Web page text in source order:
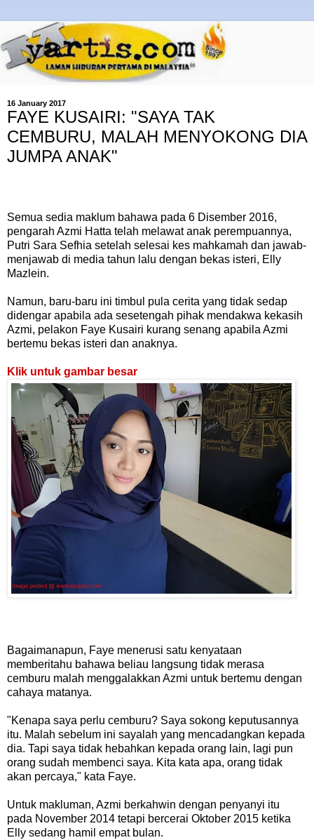
16 January 2017
FAYE KUSAIRI: "SAYA TAK
CEMBURU, MALAH MENYOKONG DIA
JUMPA ANAK"
Semua sedia maklum bahawa pada 6 Disember 2016,
pengarah Azmi Hatta telah melawat anak perempuannya,
Putri Sara Sefhia setelah selesai kes mahkamah dan jawab-
menjawab di media tahun lalu dengan bekas isteri, Elly
Mazlein.
Namun, baru-baru ini timbul pula cerita yang tidak sedap
didengar apabila ada sesetengah pihak mendakwa kekasih
Azmi, pelakon Faye Kusairi kurang senang apabila Azmi
bertemu bekas isteri dan anaknya.
Klik untuk gambar besar
Bagaimanapun, Faye menerusi satu kenyataan
memberitahu bahawa beliau langsung tidak merasa
cemburu malah menggalakkan Azmi untuk bertemu dengan
cahaya matanya.
"Kenapa saya perlu cemburu? Saya sokong keputusannya
itu. Malah sebelum ini sayalah yang mencadangkan kepada
dia. Tapi saya tidak hebahkan kepada orang lain, lagi pun
orang sudah membenci saya. Kita kata apa, orang tidak
akan percaya," kata Faye.
Untuk makluman, Azmi berkahwin dengan penyanyi itu
pada November 2014 tetapi bercerai Oktober 2015 ketika
Elly sedang hamil empat bulan.